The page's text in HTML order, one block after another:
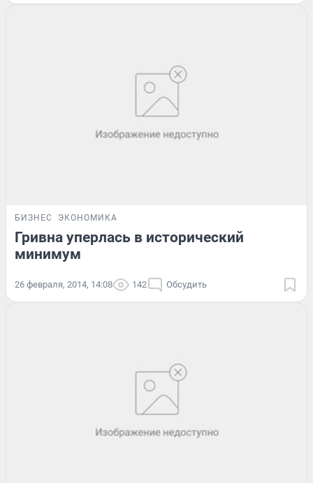
БИЗНЕС ЭКОНОМИКА
Гривна уперлась в исторический
минимум
26 февраля, 2014, 14:08 142 Обсудить